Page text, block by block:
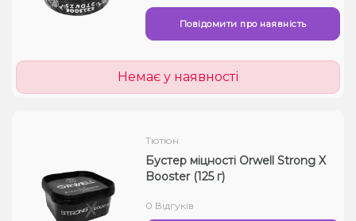
Повідомити про наявність
Немає у наявності
Тютюн
Бустер міцності Orwell Strong X
Booster (125 г)
0 Відгуків